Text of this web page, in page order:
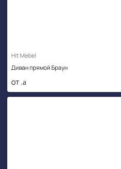
Hit Mebel
Диван прямой Браун
от .